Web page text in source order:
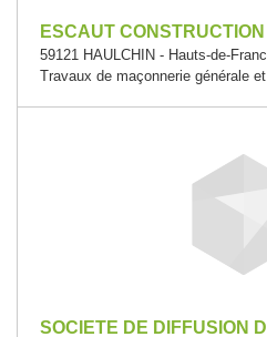
ESCAUT CONSTRUCTION
59121 HAULCHIN - Hauts-de-
Travaux de maçonnerie générale
SOCIETE DE DIFFUSION